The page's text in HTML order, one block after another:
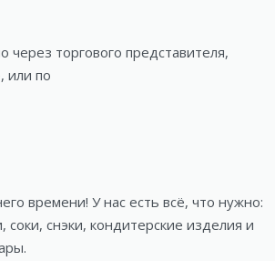
через торгового представителя,
или по
времени! У нас есть всё, что нужно:
соки, снэки, кондитерские изделия и